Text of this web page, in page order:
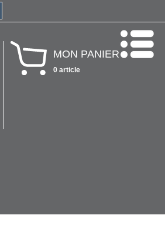
MON PANIER
0 article